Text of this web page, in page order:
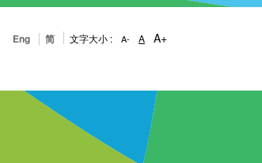
Eng 简 文字大小 : A- A A+